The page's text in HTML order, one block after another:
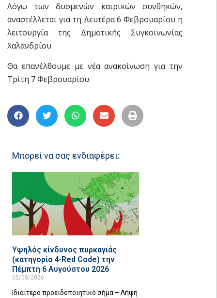
Λόγω των δυσμενών καιρικών συνθηκών,
αναστέλλεται για τη Δευτέρα 6 Φεβρουαρίου η
λειτουργία της Δημοτικής Συγκοινωνίας
Χαλανδρίου.
Θα επανέλθουμε με νέα ανακοίνωση για την
Τρίτη 7 Φεβρουαρίου.
Μπορεί να σας ενδιαφέρει:
Υψηλός κίνδυνος πυρκαγιάς
(κατηγορία 4-Red Code) την
Πέμπτη 6 Αυγούστου 2026
05/08/2026
Ιδιαίτερο προειδοποιητικό σήμα – Λήψη